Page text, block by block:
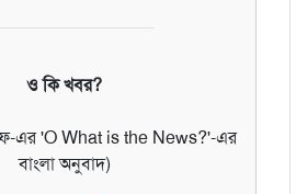
ও কি খবর?
এর 'O What is the News?'-এর
বাংলা অনুবাদ)